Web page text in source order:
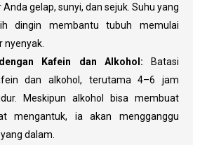
gelap, sunyi, dan sejuk. Suhu yang
dingin membantu tubuh memulai
nyenyak.
Kafein dan Alkohol: Batasi
dan alkohol, terutama 4–6 jam
Meskipun alkohol bisa membuat
mengantuk, ia akan mengganggu
dalam.